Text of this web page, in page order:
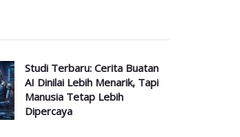
Studi Terbaru: Cerita Buatan
AI Dinilai Lebih Menarik, Tapi
Manusia Tetap Lebih
Dipercaya